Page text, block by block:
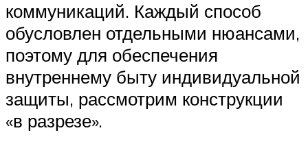
коммуникаций. Каждый способ
обусловлен отдельными нюансами,
поэтому для обеспечения
внутреннему быту индивидуальной
защиты, рассмотрим конструкции
«в разрезе».